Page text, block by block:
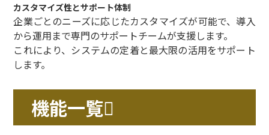
カスタマイズ性とサポート体制
企業ごとのニーズに応じたカスタマイズが可能で、導入
から運用まで専門のサポートチームが支援します。
これにより、システムの定着と最大限の活用をサポート
します。
機能一覧